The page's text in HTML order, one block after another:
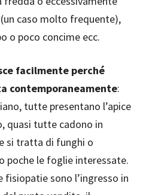
caso molto frequente),
o poco concime ecc.
facilmente perché
contemporaneamente:
tutte presentano l’apice
quasi tutte cadono in
si tratta di funghi o
poche le foglie interessate.
sono l’ingresso in